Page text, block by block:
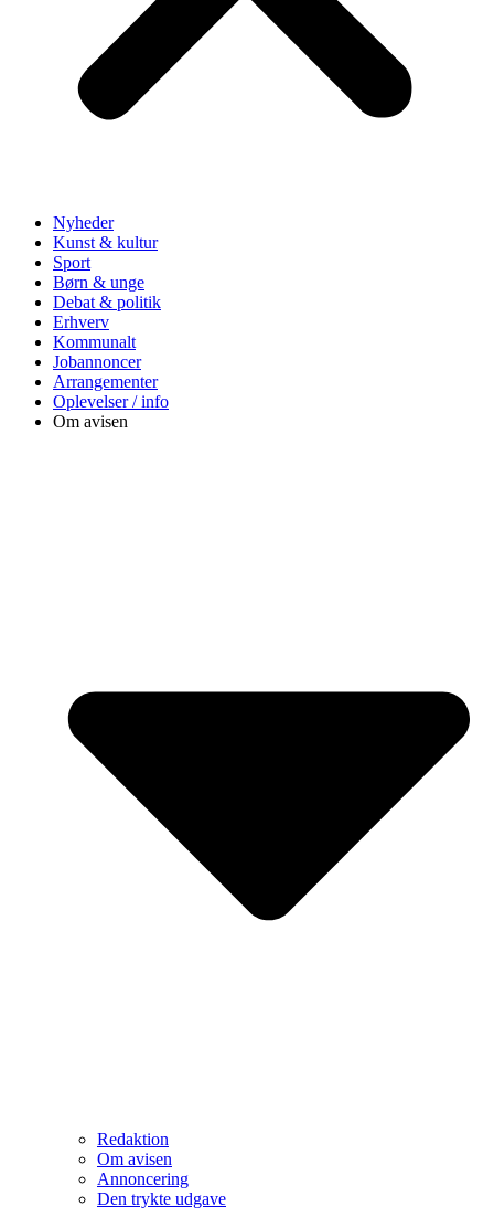
Nyheder
Kunst & kultur
Sport
Børn & unge
Debat & politik
Erhverv
Kommunalt
Jobannoncer
Arrangementer
Oplevelser / info
Om avisen
Redaktion
Om avisen
Annoncering
Den trykte udgave